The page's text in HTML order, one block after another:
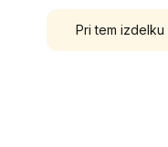
Pri tem